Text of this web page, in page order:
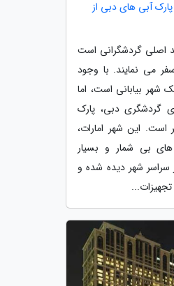
آبی های دبی از
اصلی گردشگرانی است
می نمایند. با وجود
شهر بیابانی است، اما
گردشگری دبی، پارک
این شهر امارات،
بی شمار و بسیار
شهر دیده شده و
تجهیزات...